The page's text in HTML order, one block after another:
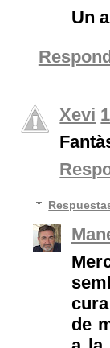
Un
Xevi
de